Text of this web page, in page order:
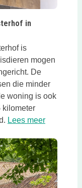
in
is
mogen
De
die minder
woning is ook
kilometer
Lees meer
een nieuwe tab